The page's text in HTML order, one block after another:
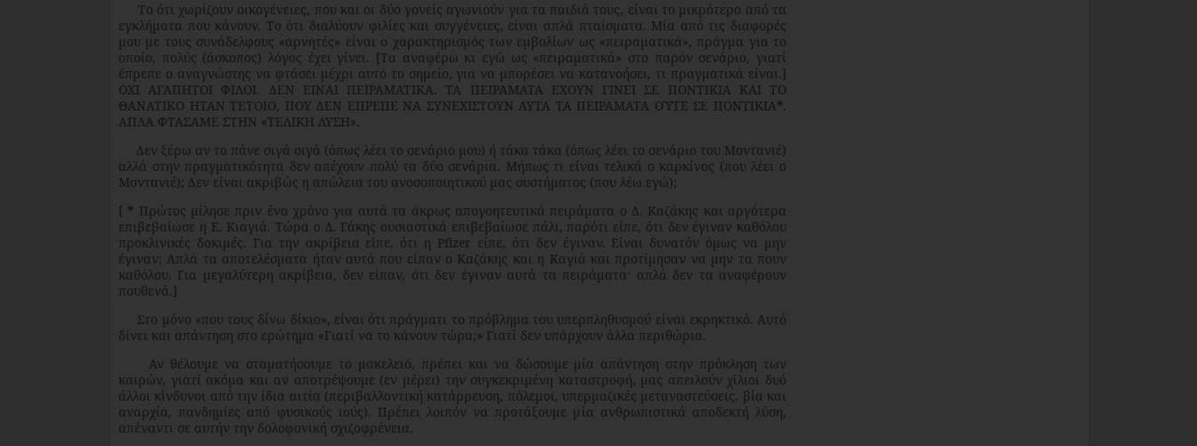
Το ότι χωρίζουν οικογένειες, που και οι δύο γονείς αγωνιούν για τα παιδιά τους, είναι το μικρότερο από τα
εγκλήματα που κάνουν. Το ότι διαλύουν φιλίες και συγγένειες, είναι απλά πταίσματα. Μία από τις διαφορές
μου με τους συνάδελφους «αρνητές» είναι ο χαρακτηρισμός των εμβολίων ως «πειραματικά», πράγμα για το
οποίο, πολύς (άσκοπος) λόγος έχει γίνει. [Τα αναφέρω κι εγώ ως «πειραματικά» στο παρόν σενάριο, γιατί
έπρεπε ο αναγνώστης να φτάσει μέχρι αυτό το σημείο, για να μπορέσει να κατανοήσει, τι πραγματικά είναι.]
ΟΧΙ ΑΓΑΠΗΤΟΙ ΦΙΛΟΙ. ΔΕΝ ΕΙΝΑΙ ΠΕΙΡΑΜΑΤΙΚΑ. ΤΑ ΠΕΙΡΑΜΑΤΑ ΕΧΟΥΝ ΓΙΝΕΙ ΣΕ ΠΟΝΤΙΚΙΑ ΚΑΙ ΤΟ
ΘΑΝΑΤΙΚΟ ΗΤΑΝ ΤΕΤΟΙΟ, ΠΟΥ ΔΕΝ ΕΠΡΕΠΕ ΝΑ ΣΥΝΕΧΙΣΤΟΥΝ ΑΥΤΑ ΤΑ ΠΕΙΡΑΜΑΤΑ ΟΎΤΕ ΣΕ ΠΟΝΤΙΚΙΑ*.
ΑΠΛΑ ΦΤΑΣΑΜΕ ΣΤΗΝ «ΤΕΛΙΚΗ ΛΥΣΗ».
Δεν ξέρω αν το πάνε σιγά σιγά (όπως λέει το σενάριο μου) ή τάκα τάκα (όπως λέει το σενάριο του Μοντανιέ)
αλλά στην πραγματικότητα δεν απέχουν πολύ τα δύο σενάρια. Μήπως τι είναι τελικά ο καρκίνος (που λέει ο
Μοντανιέ); Δεν είναι ακριβώς η απώλεια του ανοσοποιητικού μας συστήματος (που λέω εγώ);
[ * Πρώτος μίλησε πριν ένα χρόνο για αυτά τα άκρως απογοητευτικά πειράματα ο Δ. Καζάκης και αργότερα
επιβεβαίωσε η Ε. Κιαγιά. Τώρα ο Δ. Γάκης ουσιαστικά επιβεβαίωσε πάλι, παρότι είπε, ότι δεν έγιναν καθόλου
προκλινικές δοκιμές. Για την ακρίβεια είπε, ότι η Pfizer είπε, ότι δεν έγιναν. Είναι δυνατόν όμως να μην
έγιναν; Απλά τα αποτελέσματα ήταν αυτά που είπαν ο Καζάκης και η Καγιά και προτίμησαν να μην τα πουν
καθόλου. Για μεγαλύτερη ακρίβεια, δεν είπαν, ότι δεν έγιναν αυτά τα πειράματα· απλά δεν τα αναφέρουν
πουθενά.]
Στο μόνο «που τους δίνω δίκιο», είναι ότι πράγματι το πρόβλημα του υπερπληθυσμού είναι εκρηκτικό. Αυτό
δίνει και απάντηση στο ερώτημα «Γιατί να το κάνουν τώρα;» Γιατί δεν υπάρχουν άλλα περιθώρια.
Αν θέλουμε να σταματήσουμε το μακελειό, πρέπει και να δώσουμε μία απάντηση στην πρόκληση των
καιρών, γιατί ακόμα και αν αποτρέψουμε (εν μέρει) την συγκεκριμένη καταστροφή, μας απειλούν χίλιοι δυό
άλλοι κίνδυνοι από την ίδια αιτία (περιβαλλοντική κατάρρευση, πόλεμοι, υπερμαζικές μεταναστεύσεις, βία και
αναρχία, πανδημίες από φυσικούς ιούς). Πρέπει λοιπόν να προτάξουμε μία ανθρωπιστικά αποδεκτή λύση,
απέναντι σε αυτήν την δολοφονική σχιζοφρένεια.